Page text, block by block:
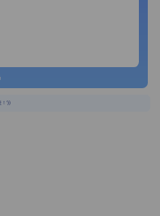
！'}}